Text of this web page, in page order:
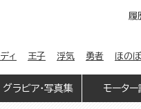
履
ィ 王子 浮気 勇者 ほの
グラビア・写真集 モーター